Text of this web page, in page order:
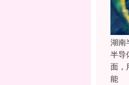
湖南
半导
面，
能